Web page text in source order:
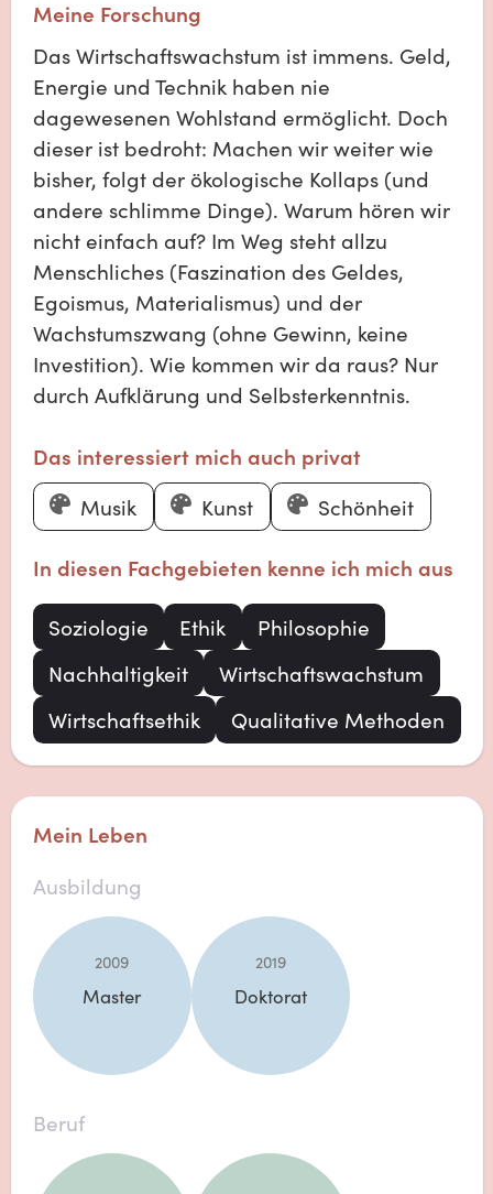
Meine Forschung
Das Wirtschaftswachstum ist immens. Geld,
Energie und Technik haben nie
dagewesenen Wohlstand ermöglicht. Doch
dieser ist bedroht: Machen wir weiter wie
bisher, folgt der ökologische Kollaps (und
andere schlimme Dinge). Warum hören wir
nicht einfach auf? Im Weg steht allzu
Menschliches (Faszination des Geldes,
Egoismus, Materialismus) und der
Wachstumszwang (ohne Gewinn, keine
Investition). Wie kommen wir da raus? Nur
durch Aufklärung und Selbsterkenntnis.
Das interessiert mich auch privat
Musik
Kunst Schönheit
In diesen Fachgebieten kenne ich mich aus
Soziologie Ethik
Philosophie
Nachhaltigkeit
Wirtschaftswachstum
Wirtschaftsethik
Qualitative Methoden
Mein Leben
Ausbildung
2009
Master
2019
Doktorat
Beruf